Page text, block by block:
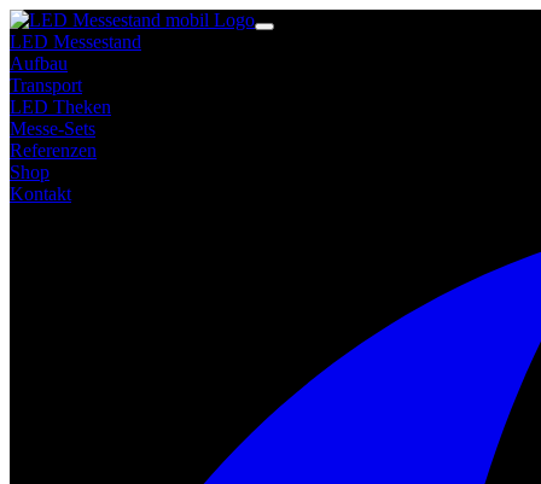
LED Messestand
Aufbau
Transport
LED Theken
Messe-Sets
Referenzen
Shop
Kontakt